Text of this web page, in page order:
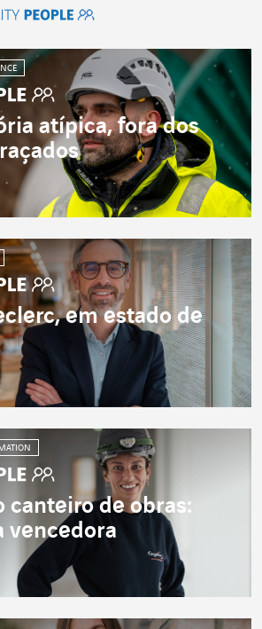
atípica, fora dos
em estado de
canteiro de obras:
vencedora